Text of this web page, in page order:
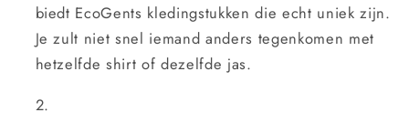
biedt EcoGents kledingstukken die echt uniek zijn.
Je zult niet snel iemand anders tegenkomen met
hetzelfde shirt of dezelfde jas.